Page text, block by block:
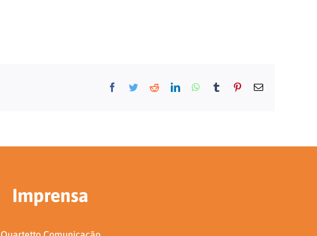
Facebook
TwitterRedditLinkedInWhatsApp
Tumblr Pinterest
E-
Imprensa